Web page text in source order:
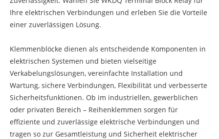
Ihre elektrischen Verbindungen und erleben Sie die Vorteile
einer zuverlässigen Lösung.
Klemmenblöcke dienen als entscheidende Komponenten in
elektrischen Systemen und bieten vielseitige
Verkabelungslösungen, vereinfachte Installation und
Wartung, sichere Verbindungen, Flexibilität und verbesserte
Sicherheitsfunktionen. Ob im industriellen, gewerblichen
oder privaten Bereich – Reihenklemmen sorgen für
effiziente und zuverlässige elektrische Verbindungen und
tragen so zur Gesamtleistung und Sicherheit elektrischer